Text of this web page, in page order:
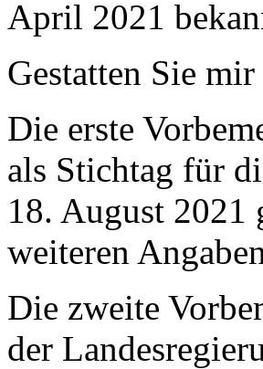
April 2021
Gestatten Sie
Die erste
als Stichtag für
18. August 2021
weiteren
Die zweite
der